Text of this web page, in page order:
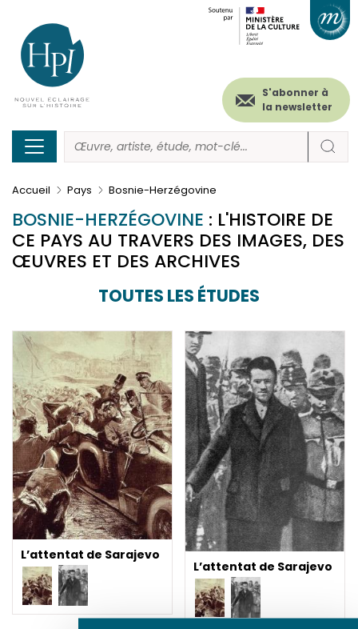
contenu
principal
Menu
secondaire
(header)
S'abonner à
la newsletter
Accueil Pays Bosnie-Herzégovine
BOSNIE-HERZÉGOVINE : L'HISTOIRE DE
CE PAYS AU TRAVERS DES IMAGES, DES
ŒUVRES ET DES ARCHIVES
TOUTES LES ÉTUDES
L’attentat de Sarajevo
L’attentat de Sarajevo